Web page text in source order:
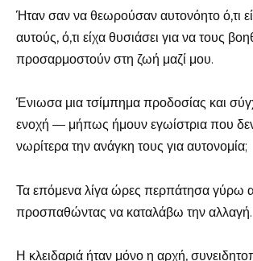
Ήταν σαν να θεωρούσαν αυτονόητο ό,τι
αυτούς, ό,τι είχα θυσιάσει για να τους
προσαρμοστούν στη ζωή μαζί μου.
Ένιωσα μια τσίμπημα προδοσίας και
ενοχή — μήπως ήμουν εγωίστρια που δεν
νωρίτερα την ανάγκη τους για αυτονομία;
Τα επόμενα λίγα ώρες περπάτησα γύρω
προσπαθώντας να καταλάβω την αλλαγή.
Η κλειδαριά ήταν μόνο η αρχή,